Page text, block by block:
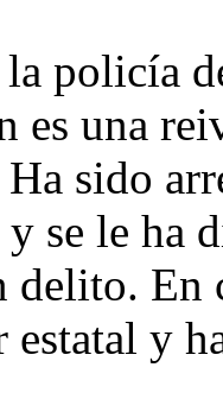
policía
es una
sido
se le ha
delito. En
estatal y